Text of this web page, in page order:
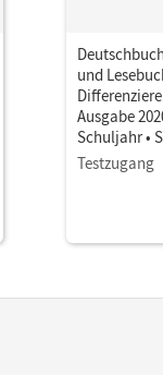
und
Ausgabe
Schuljahr •
als E-Book
Testzugang